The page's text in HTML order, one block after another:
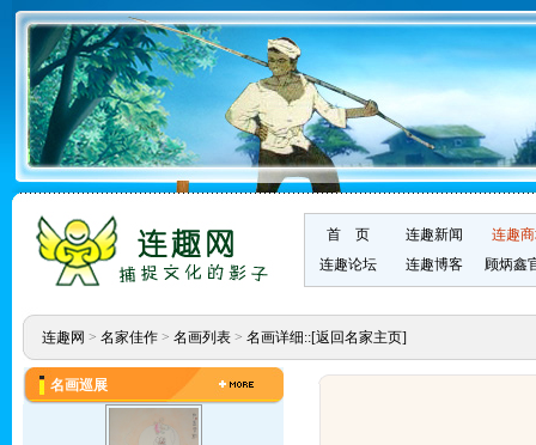
首 页 连趣新闻
连趣
连趣论坛
连趣博客 顾炳鑫
连趣网 > 名家佳作> 名画列表> 名画详细::[返回名家主页]
名画巡展